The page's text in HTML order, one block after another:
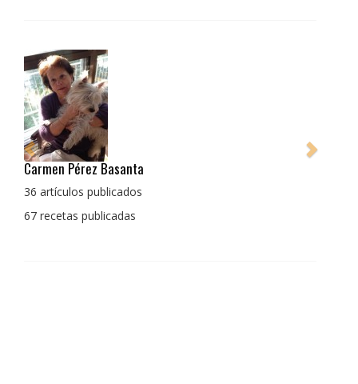
Pedro Manuel Collado Cruz
La cocina para mi es producto bien tratado sin
con un toque diferente